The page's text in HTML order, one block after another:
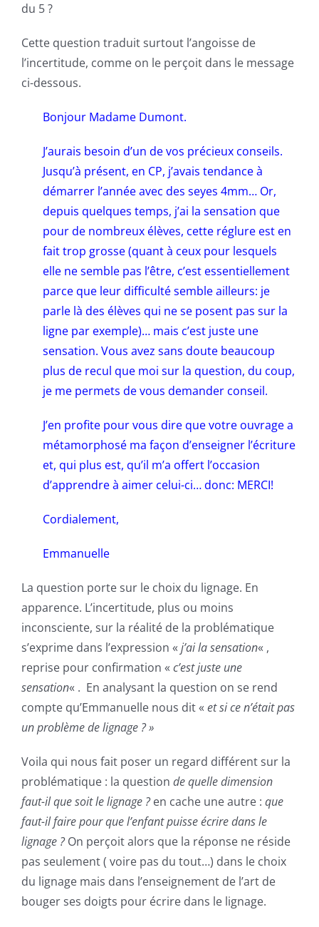
du 5 ?
Cette question traduit surtout l’angoisse de
l’incertitude, comme on le perçoit dans le message
ci-dessous.
Bonjour Madame Dumont.
J’aurais besoin d’un de vos précieux conseils.
Jusqu’à présent, en CP, j’avais tendance à
démarrer l’année avec des seyes 4mm… Or,
depuis quelques temps, j’ai la sensation que
pour de nombreux élèves, cette réglure est en
fait trop grosse (quant à ceux pour lesquels
elle ne semble pas l’être, c’est essentiellement
parce que leur difficulté semble ailleurs: je
parle là des élèves qui ne se posent pas sur la
ligne par exemple)… mais c’est juste une
sensation. Vous avez sans doute beaucoup
plus de recul que moi sur la question, du coup,
je me permets de vous demander conseil.
J’en profite pour vous dire que votre ouvrage a
métamorphosé ma façon d’enseigner l’écriture
et, qui plus est, qu’il m’a offert l’occasion
d’apprendre à aimer celui-ci… donc: MERCI!
Cordialement,
Emmanuelle
La question porte sur le choix du lignage. En
apparence. L’incertitude, plus ou moins
inconsciente, sur la réalité de la problématique
s’exprime dans l’expression « j’ai la sensation« ,
reprise pour confirmation « c’est juste une
sensation« . En analysant la question on se rend
compte qu’Emmanuelle nous dit « et si ce n’était pas
un problème de lignage ? »
Voila qui nous fait poser un regard différent sur la
problématique : la question de quelle dimension
faut-il que soit le lignage ?en cache une autre : que
faut-il faire pour que l’enfant puisse écrire dans le
lignage ?On perçoit alors que la réponse ne réside
pas seulement ( voire pas du tout…) dans le choix
du lignage mais dans l’enseignement de l’art de
bouger ses doigts pour écrire dans le lignage.